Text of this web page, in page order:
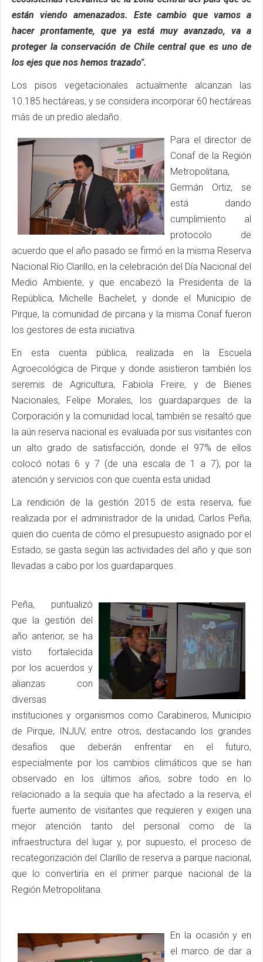
están viendo amenazados. Este cambio que vamos a
hacer prontamente, que ya está muy avanzado, va a
proteger la conservación de Chile central que es uno de
los ejes que nos hemos trazado".
Los pisos vegetacionales actualmente alcanzan las
10.185 hectáreas, y se considera incorporar 60 hectáreas
más de un predio aledaño.
Para el director de
Conaf de la Región
Metropolitana,
Germán Ortiz, se
está dando
cumplimiento al
protocolo de
acuerdo que el año pasado se firmó en la misma Reserva
Nacional Río Clarillo, en la celebración del Día Nacional del
Medio Ambiente, y que encabezó la Presidenta de la
República, Michelle Bachelet, y donde el Municipio de
Pirque, la comunidad de pircana y la misma Conaf fueron
los gestores de esta iniciativa.
En esta cuenta pública, realizada en la Escuela
Agroecológica de Pirque y donde asistieron también los
seremis de Agricultura, Fabiola Freire, y de Bienes
Nacionales, Felipe Morales, los guardaparques de la
Corporación y la comunidad local, también se resaltó que
la aún reserva nacional es evaluada por sus visitantes con
un alto grado de satisfacción, donde el 97% de ellos
colocó notas 6 y 7 (de una escala de 1 a 7), por la
atención y servicios con que cuenta esta unidad.
La rendición de la gestión 2015 de esta reserva, fue
realizada por el administrador de la unidad, Carlos Peña,
quien dio cuenta de cómo el presupuesto asignado por el
Estado, se gasta según las actividades del año y que son
llevadas a cabo por los guardaparques.
Peña, puntualizó
que la gestión del
año anterior, se ha
visto fortalecida
por los acuerdos y
alianzas con
diversas
instituciones y organismos como Carabineros, Municipio
de Pirque, INJUV, entre otros, destacando los grandes
desafíos que deberán enfrentar en el futuro,
especialmente por los cambios climáticos que se han
observado en los últimos años, sobre todo en lo
relacionado a la sequía que ha afectado a la reserva, el
fuerte aumento de visitantes que requieren y exigen una
mejor atención tanto del personal como de la
infraestructura del lugar y, por supuesto, el proceso de
recategorización del Clarillo de reserva a parque nacional,
que lo convertiría en el primer parque nacional de la
Región Metropolitana.
En la ocasión y en
el marco de dar a